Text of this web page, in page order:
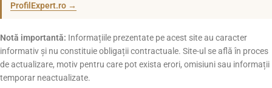
ProfilExpert.ro →
Notă importantă: Informațiile prezentate pe acest site au caracter
informativ și nu constituie obligații contractuale. Site-ul se află în proces
de actualizare, motiv pentru care pot exista erori, omisiuni sau informații
temporar neactualizate.